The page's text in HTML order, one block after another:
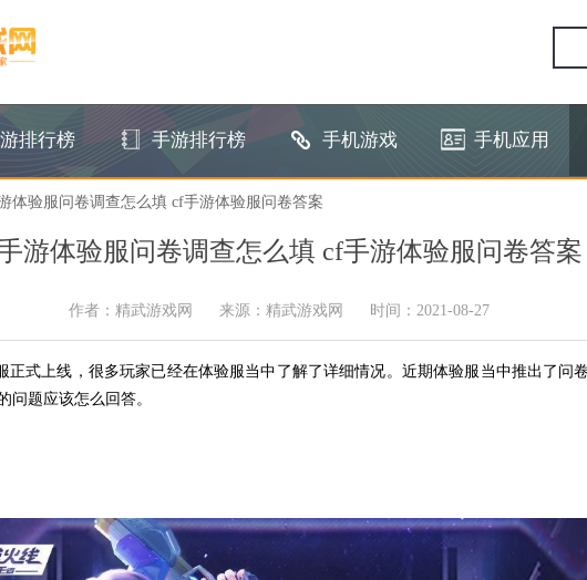
排行榜 手游排行榜 手机游戏 手机应用
体验服问卷调查怎么填 cf手游体验服问卷答案
游体验服问卷调查怎么填 cf手游体验服问卷答案
作者：精武游戏网 来源：精武游戏网 时间：2021-08-27
正式上线，很多玩家已经在体验服当中了解了详细情况。近期体验服当中推出了问
问题应该怎么回答。